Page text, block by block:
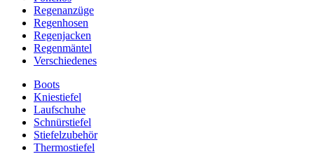
Regenanzüge
Regenhosen
Regenjacken
Regenmäntel
Verschiedenes
Boots
Kniestiefel
Laufschuhe
Schnürstiefel
Stiefelzubehör
Thermostiefel